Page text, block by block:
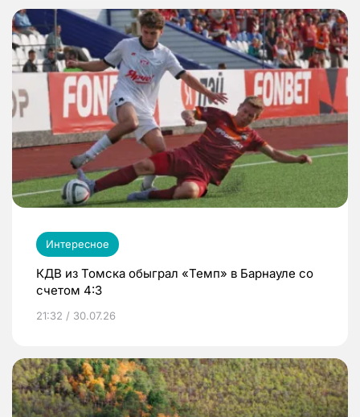
Интересное
КДВ из Томска обыграл «Темп» в Барнауле со
счетом 4:3
21:32 / 30.07.26